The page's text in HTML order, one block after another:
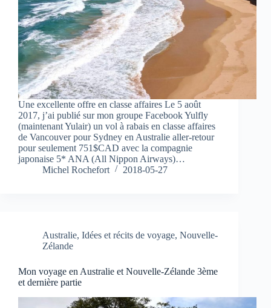
Une excellente offre en classe affaires Le 5 août
2017, j’ai publié sur mon groupe Facebook Yulfly
(maintenant Yulair) un vol à rabais en classe affaires
de Vancouver pour Sydney en Australie aller-retour
pour seulement 751$CAD avec la compagnie
japonaise 5* ANA (All Nippon Airways)…
Michel Rochefort
2018-05-27
Australie, Idées et récits de voyage, Nouvelle-
Zélande
Mon voyage en Australie et Nouvelle-Zélande 3ème
et dernière partie